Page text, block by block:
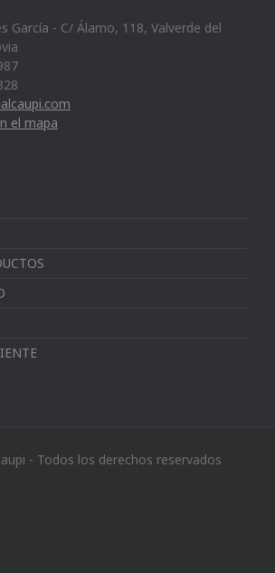
García - C/ Álamo, 118, Valverde del
el mapa
- Todos los derechos reservados